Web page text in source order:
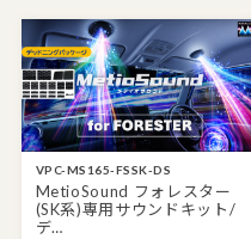
VPC-MS165-FSSK-DS
MetioSound フォレスター
(SK系)専用サウンドキット/
デ…